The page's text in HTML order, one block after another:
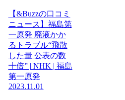
【&Buzzの口コミ
ニュース】福島第
一原発 廃液かか
るトラブル“飛散
した量 公表の数
十倍” | NHK | 福島
第一原発
2023.11.01